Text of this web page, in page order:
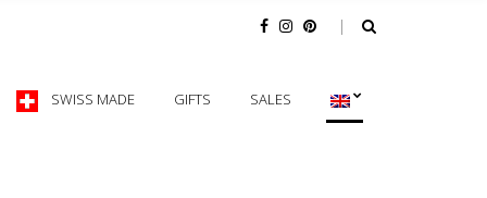
SWISS MADE GIFTS SALES